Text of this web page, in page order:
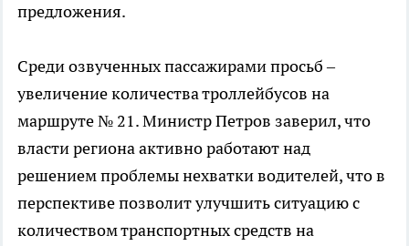
предложения.
Среди озвученных пассажирами просьб –
увеличение количества троллейбусов на
маршруте № 21. Министр Петров заверил, что
власти региона активно работают над
решением проблемы нехватки водителей, что в
перспективе позволит улучшить ситуацию с
количеством транспортных средств на